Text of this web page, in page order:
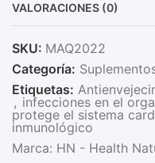
VALORACIONES (0)
SKU: MAQ2022
Categoría:
Etiquetas:
, infecciones en el
protege el sistema
inmunológico
Marca: HN - Health